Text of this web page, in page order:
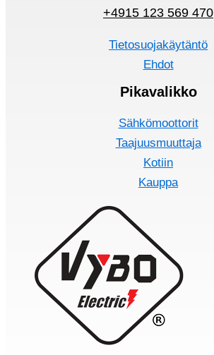
+4915 123 569 470
Tietosuojakäytäntö
Ehdot
Pikavalikko
Sähkömoottorit
Taajuusmuuttaja
Kotiin
Kauppa